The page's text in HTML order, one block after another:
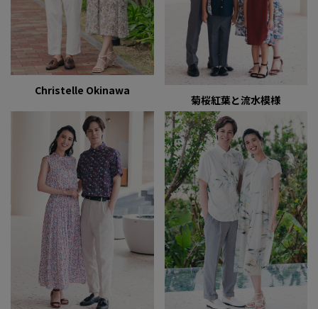
Christelle Okinawa
菊桜紅葉と流水模様